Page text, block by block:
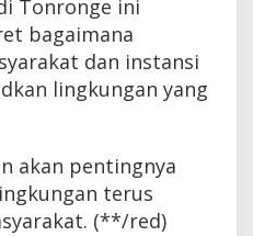
Tonronge ini
bagaimana
dan instansi
lingkungan yang
akan pentingnya
terus
(**/red)